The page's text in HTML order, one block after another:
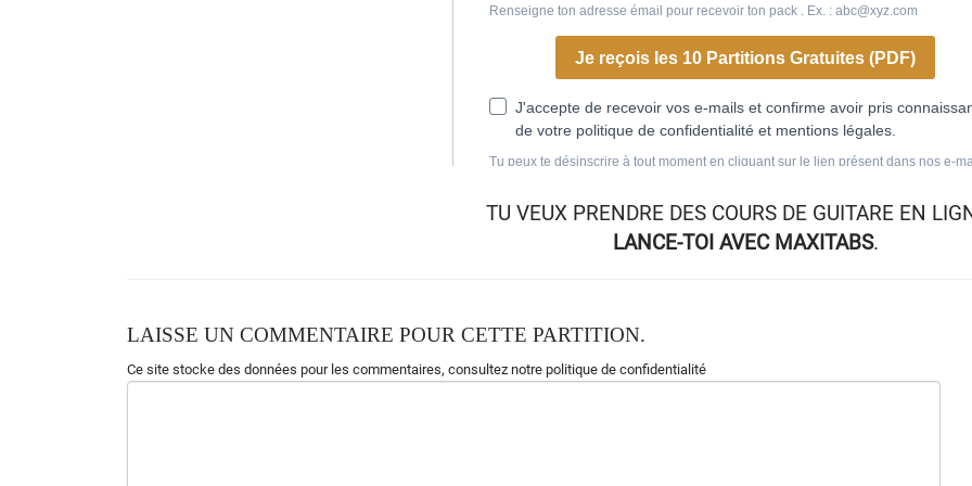
TU VEUX PRENDRE DES COURS DE GUITARE EN
LANCE-TOI AVEC MAXITABS.
LAISSE UN COMMENTAIRE POUR CETTE PARTITION.
Ce site stocke des données pour les commentaires, consultez notre politique de confidentialité